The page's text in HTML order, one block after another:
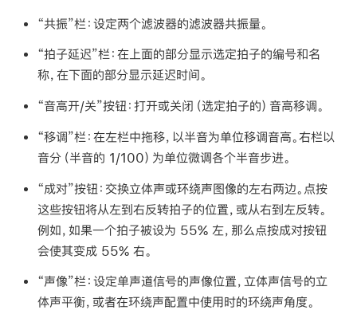
“共振”栏： 设定两个滤波器的滤波器共振量。
“拍子延迟”栏： 在上面的部分显示选定拍子的编号和名
称，在下面的部分显示延迟时间。
“音高开/关”按钮： 打开或关闭（选定拍子的）音高移调。
“移调”栏： 在左栏中拖移，以半音为单位移调音高。右栏以
音分（半音的 1/100）为单位微调各个半音步进。
“成对”按钮： 交换立体声或环绕声图像的左右两边。点按
这些按钮将从左到右反转拍子的位置，或从右到左反转。
例如，如果一个拍子被设为 55% 左，那么点按成对按钮
会使其变成 55% 右。
“声像”栏： 设定单声道信号的声像位置，立体声信号的立
体声平衡，或者在环绕声配置中使用时的环绕声角度。